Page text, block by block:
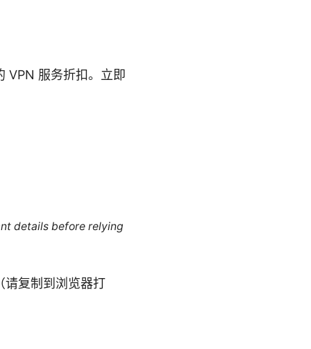
VPN 服务折扣。立即
details before relying
请复制到浏览器打